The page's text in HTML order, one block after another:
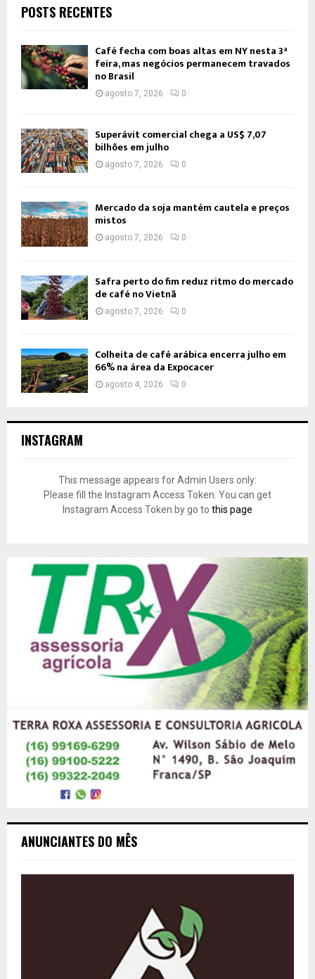
POSTS RECENTES
Café fecha com boas altas em NY nesta 3ª
feira, mas negócios permanecem travados
no Brasil
agosto 7, 2026 0
Superávit comercial chega a US$ 7,07
bilhões em julho
agosto 7, 2026 0
Mercado da soja mantém cautela e preços
mistos
agosto 7, 2026 0
Safra perto do fim reduz ritmo do mercado
de café no Vietnã
agosto 7, 2026 0
Colheita de café arábica encerra julho em
66% na área da Expocacer
agosto 4, 2026 0
INSTAGRAM
This message appears for Admin Users only:
Please fill the Instagram Access Token. You can get
Instagram Access Token by go to this page
ANUNCIANTES DO MÊS